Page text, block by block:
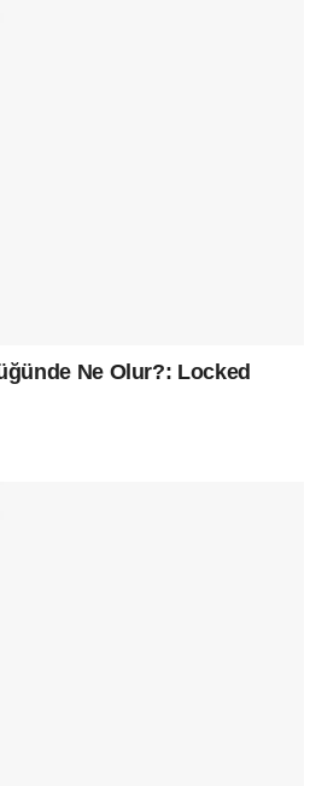
Ne Olur?: Locked